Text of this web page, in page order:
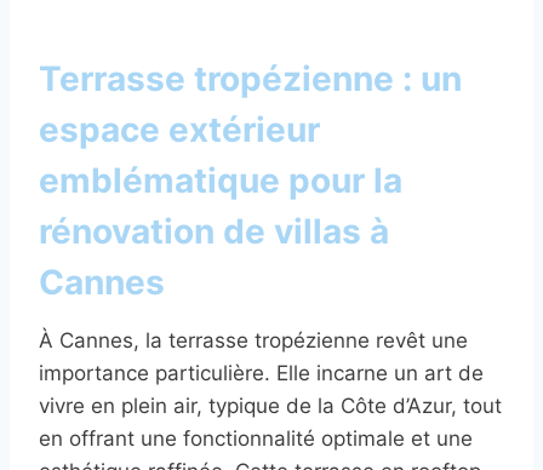
Terrasse tropézienne : un
espace extérieur
emblématique pour la
rénovation de villas à
Cannes
À Cannes, la terrasse tropézienne revêt une
importance particulière. Elle incarne un art de
vivre en plein air, typique de la Côte d’Azur, tout
en offrant une fonctionnalité optimale et une